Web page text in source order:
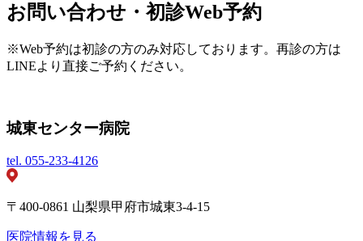
お問い合わせ・初診Web予約
※Web予約は初診の方のみ対応しております。再診の方は
LINEより直接ご予約ください。
城東センター病院
tel. 055-233-4126
〒400-0861 山梨県甲府市城東3-4-15
医院情報を見る